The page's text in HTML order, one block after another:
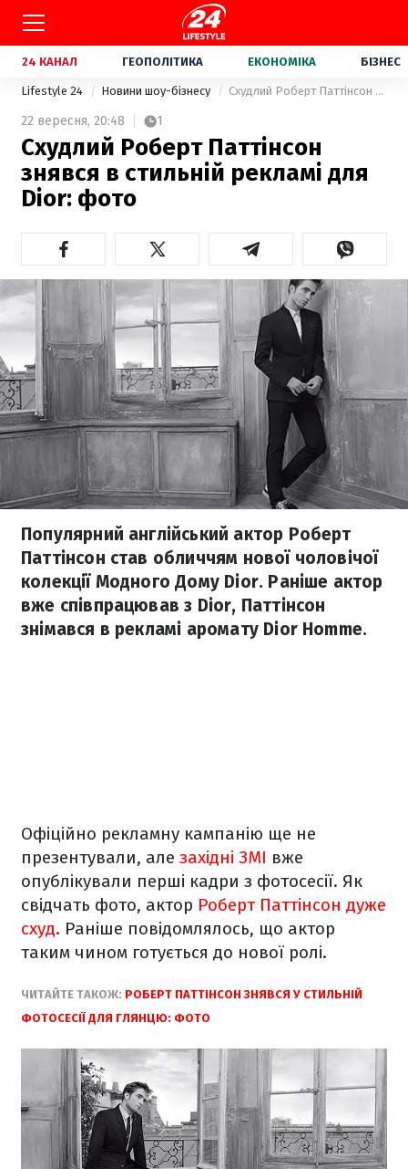
24 КАНАЛ ГЕОПОЛІТИКА ЕКОНОМІКА БІЗНЕС
Lifestyle 24 Новини шоу-бізнесу Схудлий Роберт Паттінсон знявся в стильній рекламі для Dior: фото
22 вересня, 20:48 1
Схудлий Роберт Паттінсон
знявся в стильній рекламі для
Dior: фото
Популярний англійський актор Роберт
Паттінсон став обличчям нової чоловічої
колекції Модного Дому Dior. Раніше актор
вже співпрацював з Dior, Паттінсон
знімався в рекламі аромату Dior Homme.
Офіційно рекламну кампанію ще не
презентували, але західні ЗМІ вже
опублікували перші кадри з фотосесії. Як
свідчать фото, актор Роберт Паттінсон дуже
схуд. Раніше повідомлялось, що актор
таким чином готується до нової ролі.
ЧИТАЙТЕ ТАКОЖ: РОБЕРТ ПАТТІНСОН ЗНЯВСЯ У СТИЛЬНІЙ
ФОТОСЕСІЇ ДЛЯ ГЛЯНЦЮ: ФОТО